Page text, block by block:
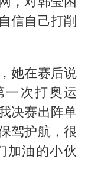
筑健康中国
信自己打削
她在赛后说
一次打奥运
决赛出阵单
驾护航，很
加油的小伙